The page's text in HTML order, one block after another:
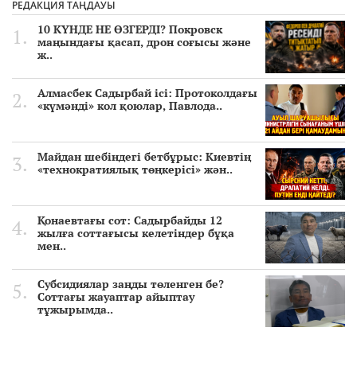
РЕДАКЦИЯ ТАҢДАУЫ
10 КҮНДЕ НЕ ӨЗГЕРДІ? Покровск
маңындағы қасап, дрон соғысы және
ж..
Алмасбек Садырбай ісі: Протоколдағы
«күмәнді» кол қоюлар, Павлода..
Майдан шебіндегі бетбұрыс: Киевтің
«технократиялық төңкерісі» жән..
Қонаевтағы сот: Садырбайды 12
жылға соттағысы келетіндер бұқа
мен..
Субсидиялар заңды төленген бе?
Соттағы жауаптар айыптау
тұжырымда..